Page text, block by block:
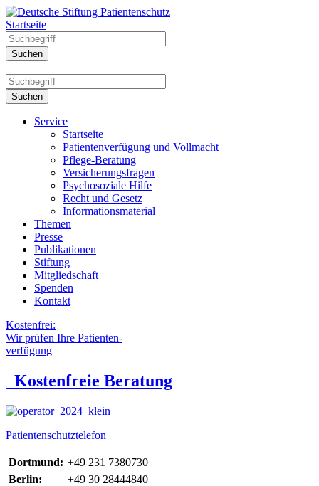
Startseite
Service
Startseite
Patientenverfügung und Vollmacht
Pflege-Beratung
Versicherungsfragen
Psychosoziale Hilfe
Recht und Gesetz
Informationsmaterial
Themen
Presse
Publikationen
Stiftung
Mitgliedschaft
Spenden
Kontakt
Kostenfrei:
Wir prüfen Ihre Patienten-
verfügung
Kostenfreie Beratung
Patientenschutztelefon
Dortmund: +49 231 7380730
Berlin:
+49 30 28444840